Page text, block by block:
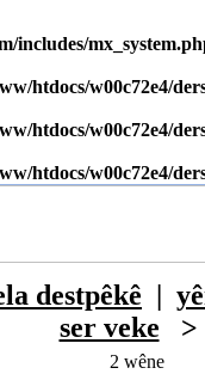
includes/
htdocs/w00c72e4/
htdocs/w00c72e4/
htdocs/w00c72e4/
destpêkê |
ser veke >
2 wêne